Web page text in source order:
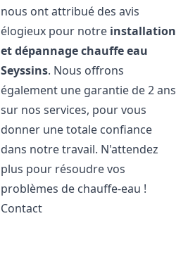
nous ont attribué des avis
élogieux pour notre installation
et dépannage chauffe eau
Seyssins. Nous offrons
également une garantie de 2 ans
sur nos services, pour vous
donner une totale confiance
dans notre travail. N'attendez
plus pour résoudre vos
problèmes de chauffe-eau !
Contact